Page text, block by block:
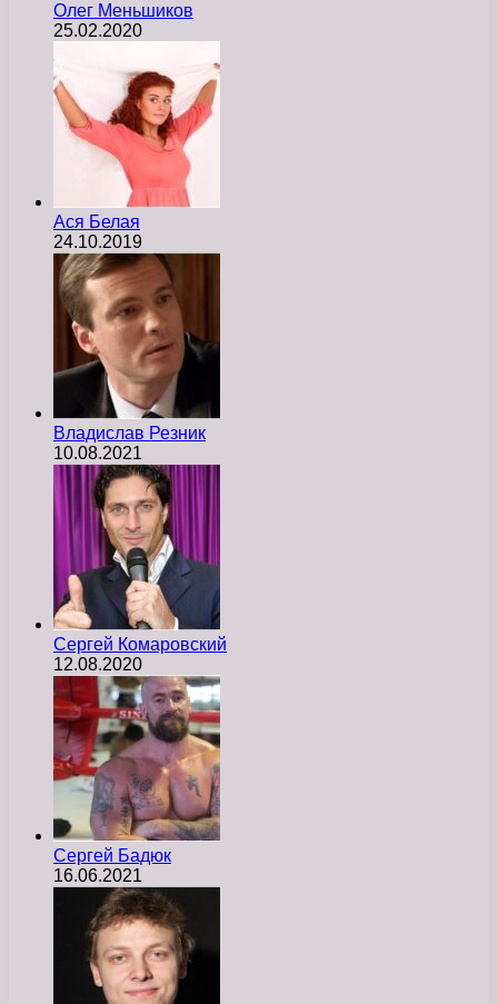
Олег Меньшиков
25.02.2020
Ася Белая
24.10.2019
Владислав Резник
10.08.2021
Сергей Комаровский
12.08.2020
Сергей Бадюк
16.06.2021